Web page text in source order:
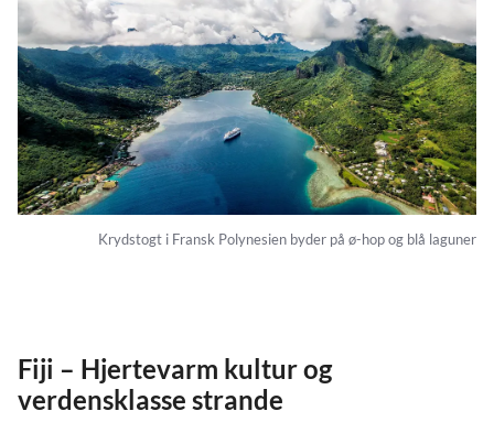
Krydstogt i Fransk Polynesien byder på ø-hop og blå laguner
Fiji – Hjertevarm kultur og
verdensklasse strande